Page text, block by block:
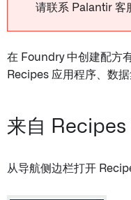
请联系 Palantir 客
在 Foundry 中创建配方
Recipes 应用程序、数
来自 Recipes
从导航侧边栏打开